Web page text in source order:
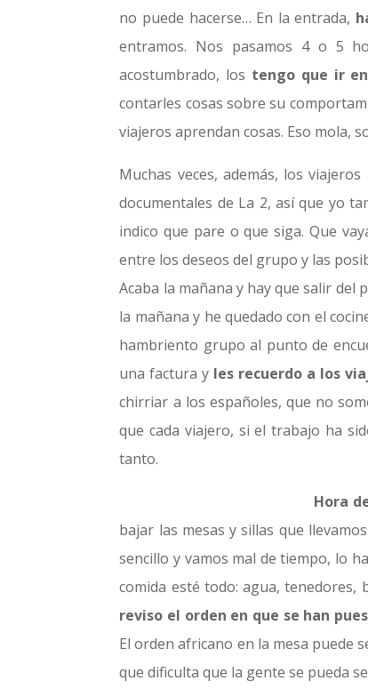
no puede hacerse… En la entrada,
entramos. Nos pasamos 4 o 5
acostumbrado, los tengo que ir
contarles cosas sobre su
viajeros aprendan cosas. Eso mola,
Muchas veces, además, los
documentales de La 2, así que yo
indico que pare o que siga. Que
entre los deseos del grupo y las
Acaba la mañana y hay que salir del
la mañana y he quedado con el
hambriento grupo al punto de
una factura y les recuerdo a los
chirriar a los españoles, que no
que cada viajero, si el trabajo ha
tanto.
Hora
bajar las mesas y sillas que
sencillo y vamos mal de tiempo, lo
comida esté todo: agua, tenedores,
reviso el orden en que se han
El orden africano en la mesa puede
que dificulta que la gente se pueda